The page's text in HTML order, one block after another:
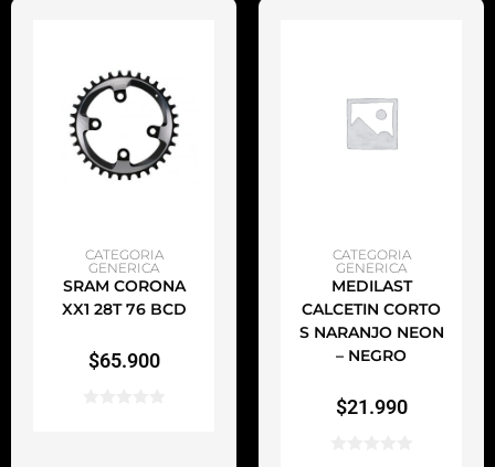
AÑADIR AL CARRITO
CATEGORIA
GENERICA
SRAM CORONA
XX1 28T 76 BCD
$65.900
AÑADIR AL CARRITO
CATEGORIA
GENERICA
MEDILAST
CALCETIN CORTO
S NARANJO NEON
– NEGRO
$21.990